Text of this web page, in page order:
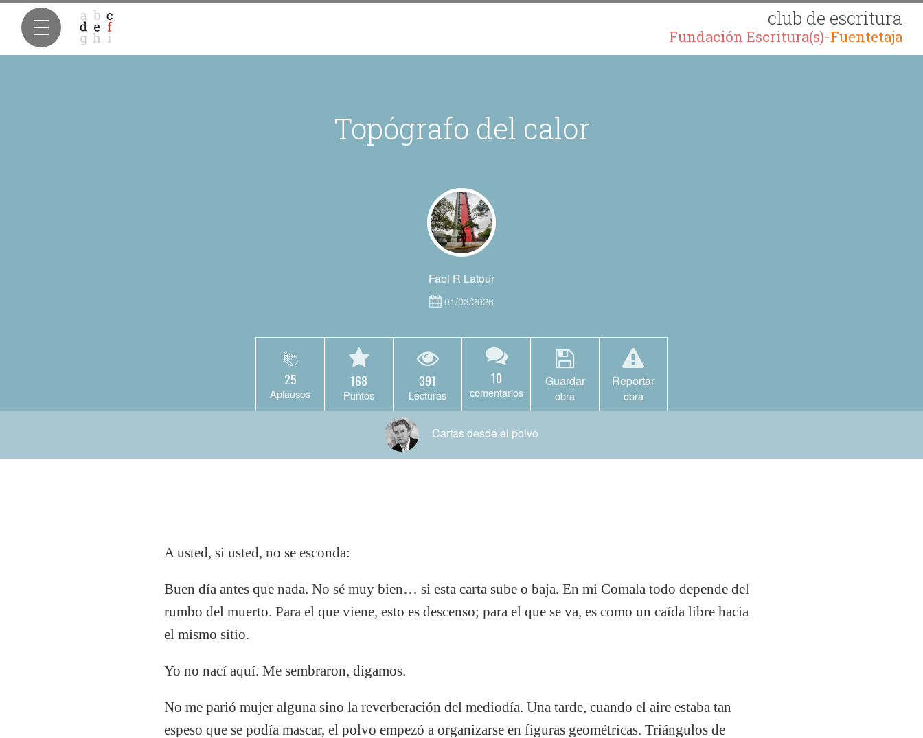
club de escritura
Fundación Escritura(s)-Fuentetaja
Topógrafo del calor
Fabi R Latour
01/03/2026
25
Aplausos
168
Puntos
391
Lecturas
10
comentarios
Guardar
obra
Reportar
obra
Cartas desde el polvo
A usted, si usted, no se esconda:
Buen día antes que nada. No sé muy bien… si esta carta sube o baja. En mi Comala todo depende del
rumbo del muerto. Para el que viene, esto es descenso; para el que se va, es como un caída libre hacia
el mismo sitio.
Yo no nací aquí. Me sembraron, digamos.
No me parió mujer alguna sino la reverberación del mediodía. Una tarde, cuando el aire estaba tan
espeso que se podía mascar, el polvo empezó a organizarse en figuras geométricas. Triángulos de